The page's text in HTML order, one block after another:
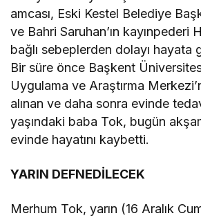
amcası, Eski Kestel Belediye
ve Bahri Saruhan’ın kayınpederi
bağlı sebeplerden dolayı hayata
Bir süre önce Başkent
Uygulama ve Araştırma
alınan ve daha sonra evinde
yaşındaki baba Tok, bugün
evinde hayatını kaybetti.
YARIN DEFNEDİLECEK
Merhum Tok, yarın (16 Aralık